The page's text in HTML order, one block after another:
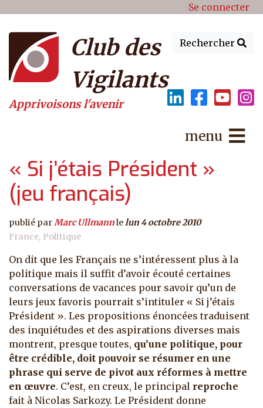
Menu du compte de Se connecter
Rechercher
Club des
Vigilants
Apprivoisons l'avenir
menu
« Si j’étais Président »
(jeu français)
publié parMarc Ullmannlelun 4 octobre 2010
France Politique
On dit que les Français ne s’intéressent plus à la
politique mais il suffit d’avoir écouté certaines
conversations de vacances pour savoir qu’un de
leurs jeux favoris pourrait s’intituler « Si j’étais
Président ». Les propositions énoncées traduisent
des inquiétudes et des aspirations diverses mais
montrent, presque toutes, qu’une politique, pour
être crédible, doit pouvoir se résumer en une
phrase qui serve de pivot aux réformes à mettre
en œuvre. C’est, en creux, le principal reproche
fait à Nicolas Sarkozy. Le Président donne